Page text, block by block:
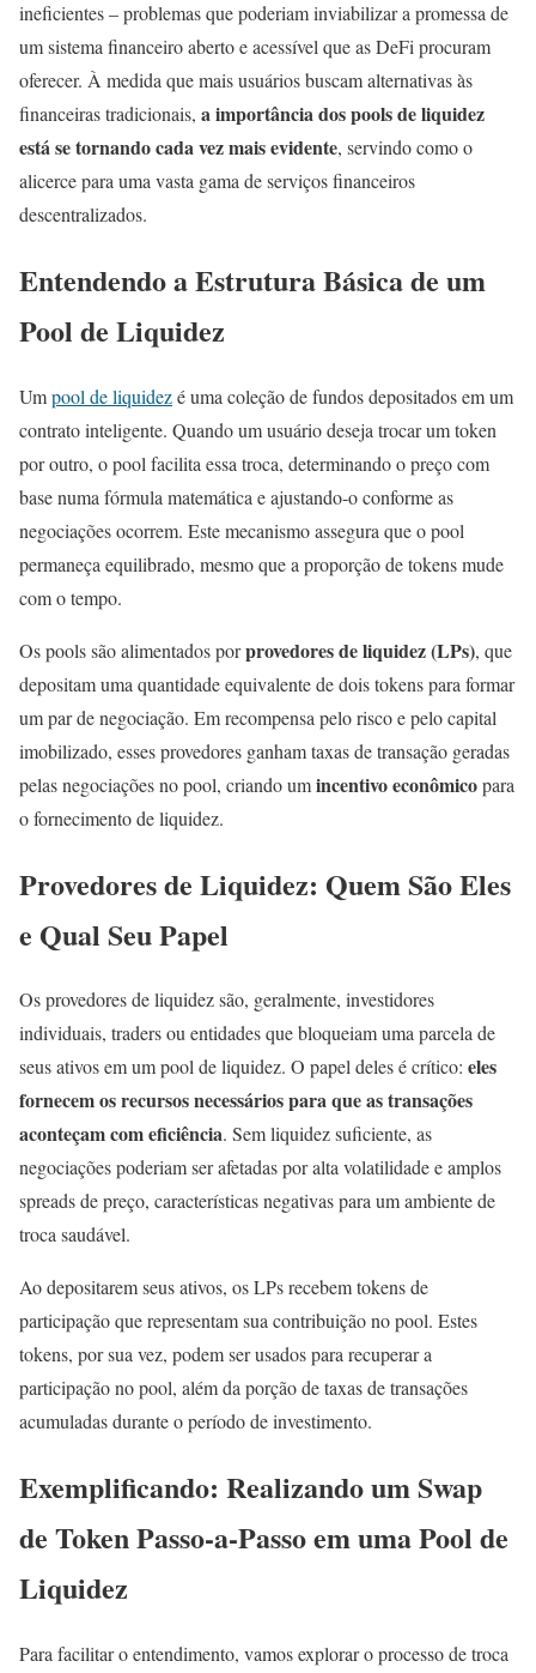
ineficientes – problemas que poderiam inviabilizar a promessa de
um sistema financeiro aberto e acessível que as DeFi procuram
oferecer. À medida que mais usuários buscam alternativas às
financeiras tradicionais, a importância dos pools de liquidez
está se tornando cada vez mais evidente, servindo como o
alicerce para uma vasta gama de serviços financeiros
descentralizados.
Entendendo a Estrutura Básica de um
Pool de Liquidez
Umpool de liquidezé uma coleção de fundos depositados em um
contrato inteligente. Quando um usuário deseja trocar um token
por outro, o pool facilita essa troca, determinando o preço com
base numa fórmula matemática e ajustando-o conforme as
negociações ocorrem. Este mecanismo assegura que o pool
permaneça equilibrado, mesmo que a proporção de tokens mude
com o tempo.
Os pools são alimentados porprovedores de liquidez (LPs), que
depositam uma quantidade equivalente de dois tokens para formar
um par de negociação. Em recompensa pelo risco e pelo capital
imobilizado, esses provedores ganham taxas de transação geradas
pelas negociações no pool, criando umincentivo econômicopara
o fornecimento de liquidez.
Provedores de Liquidez: Quem São Eles
e Qual Seu Papel
Os provedores de liquidez são, geralmente, investidores
individuais, traders ou entidades que bloqueiam uma parcela de
seus ativos em um pool de liquidez. O papel deles é crítico: eles
fornecem os recursos necessários para que as transações
aconteçam com eficiência. Sem liquidez suficiente, as
negociações poderiam ser afetadas por alta volatilidade e amplos
spreads de preço, características negativas para um ambiente de
troca saudável.
Ao depositarem seus ativos, os LPs recebem tokens de
participação que representam sua contribuição no pool. Estes
tokens, por sua vez, podem ser usados para recuperar a
participação no pool, além da porção de taxas de transações
acumuladas durante o período de investimento.
Exemplificando: Realizando um Swap
de Token Passo-a-Passo em uma Pool de
Liquidez
Para facilitar o entendimento, vamos explorar o processo de troca